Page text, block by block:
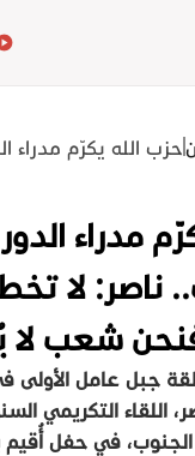
حزب الله يكرّم مدراء
مدراء الدور
ناصر: لا
شعب لا
جبل عامل الأولى
اللقاء التكريمي
الجنوب، في حفل